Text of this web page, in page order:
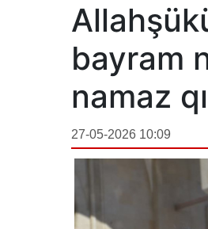
bayram
namaz
27-05-2026 10:09